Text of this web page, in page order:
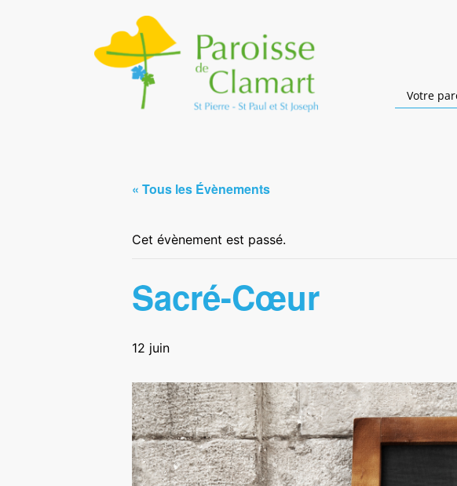
Votre
« Tous les Évènements
Cet évènement est passé.
Sacré-Cœur
12 juin